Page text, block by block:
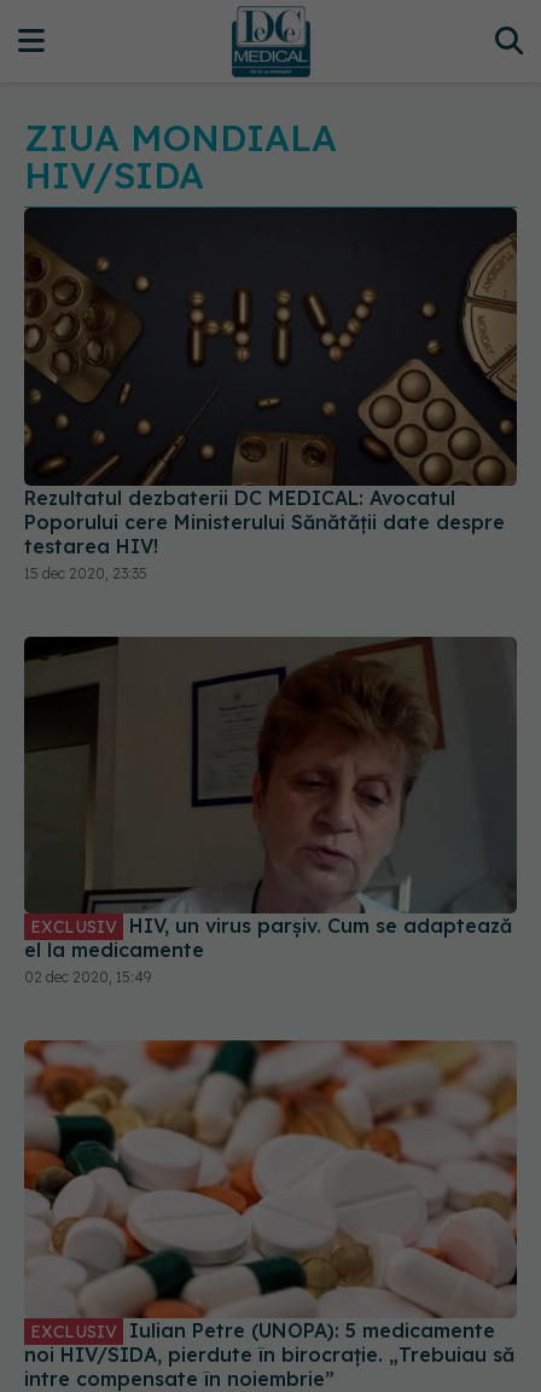
ZIUA MONDIALA
HIV/SIDA
Rezultatul dezbaterii DC MEDICAL: Avocatul
Poporului cere Ministerului Sănătății date despre
testarea HIV!
15 dec 2020, 23:35
EXCLUSIV
el la medicamente
02 dec 2020, 15:49
EXCLUSIV
noi HIV/SIDA, pierdute în birocrație. „Trebuiau să
intre compensate în noiembrie”